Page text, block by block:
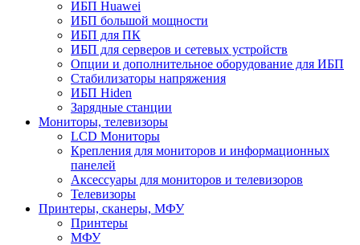
ИБП Huawei
ИБП большой мощности
ИБП для ПК
ИБП для серверов и сетевых устройств
Опции и дополнительное оборудование для ИБП
Стабилизаторы напряжения
ИБП Hiden
Зарядные станции
Мониторы, телевизоры
LCD Мониторы
Крепления для мониторов и информационных
панелей
Аксессуары для мониторов и телевизоров
Телевизоры
Принтеры, сканеры, МФУ
Принтеры
МФУ